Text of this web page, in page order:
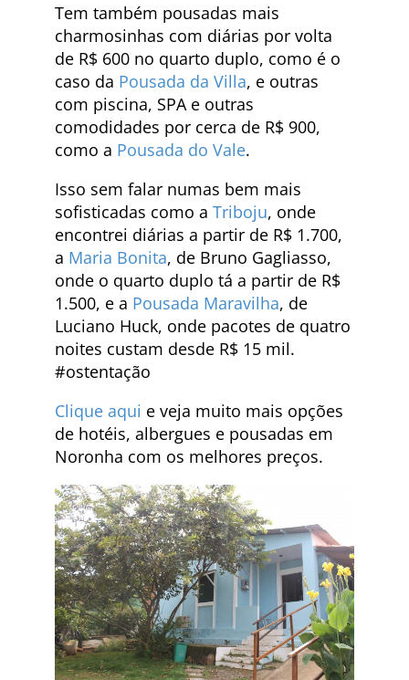
Tem também pousadas mais
charmosinhas com diárias por volta
de R$ 600 no quarto duplo, como é o
caso da Pousada da Villa, e outras
com piscina, SPA e outras
comodidades por cerca de R$ 900,
como a Pousada do Vale.
Isso sem falar numas bem mais
sofisticadas como a Triboju, onde
encontrei diárias a partir de R$ 1.700,
a Maria Bonita, de Bruno Gagliasso,
onde o quarto duplo tá a partir de R$
1.500, e a Pousada Maravilha, de
Luciano Huck, onde pacotes de quatro
noites custam desde R$ 15 mil.
#ostentação
Clique aqui e veja muito mais opções
de hotéis, albergues e pousadas em
Noronha com os melhores preços.